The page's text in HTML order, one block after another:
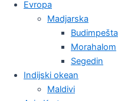
Evropa
Madjarska
Budimpešta
Morahalom
Segedin
Indijski okean
Maldivi